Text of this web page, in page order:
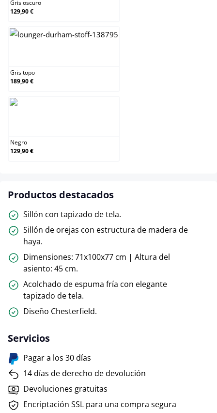
Gris oscuro
129,90 €
Gris topo
189,90 €
Negro
129,90 €
Productos destacados
Sillón con tapizado de tela.
Sillón de orejas con estructura de madera de
haya.
Dimensiones: 71x100x77 cm | Altura del
asiento: 45 cm.
Acolchado de espuma fría con elegante
tapizado de tela.
Diseño Chesterfield.
Servicios
Pagar a los 30 días
14 días de derecho de devolución
Devoluciones gratuitas
Encriptación SSL para una compra segura